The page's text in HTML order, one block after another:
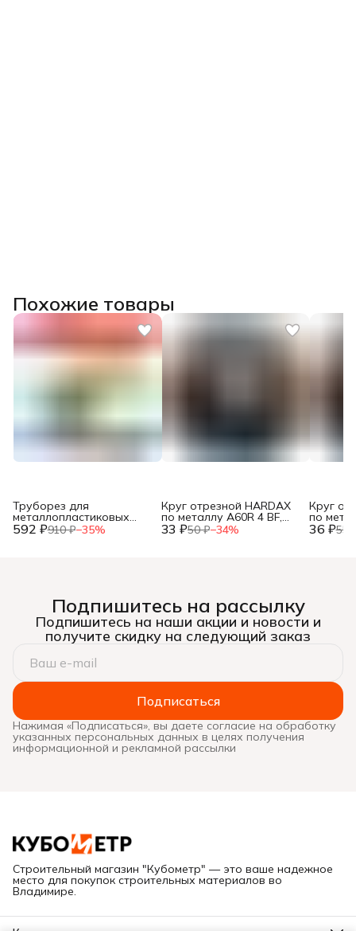
Похожие товары
592 ₽910 ₽−35%
Труборез для
металлопластиковых
труб, до 42мм, (шт.) 33 ₽50 ₽−34%
Круг отрезной HARDAX
по металлу A60R 4 BF,
125 х 1,2 х 22 мм, (шт.) 36 ₽55
Круг
по
125 х
Подпишитесь на рассылку
Подпишитесь на наши акции и новости и
получите скидку на следующий заказ
Подписаться
Нажимая «Подписаться», вы даете согласие на обработку
указанных персональных данных в целях получения
информационной и рекламной рассылки
Строительный магазин "Кубометр" — это ваше надежное
место для покупок строительных материалов во
Владимире.